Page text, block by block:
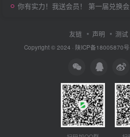
你有实力！我送会员！ 第一届兑换
友链 声明 测试
Copyright © 2024 · 陕ICP备18005870